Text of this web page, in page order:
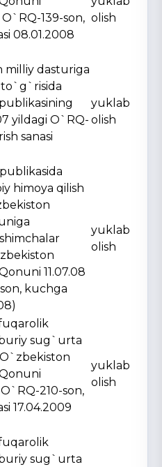
139-son,
08.01.2008
olish
milliy dasturiga
yildagi O`RQ-
sanasi
yuklab
olish
himoya qilish
11.07.08
kuchga
yuklab
olish
sug`urta
210-son,
17.04.2009
yuklab
olish
sug`urta